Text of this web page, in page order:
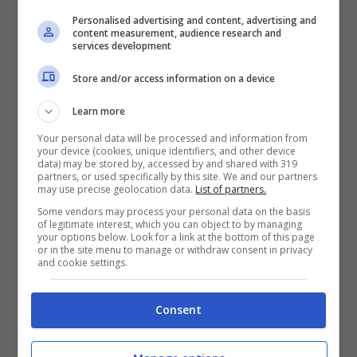
particolari conformazioni anatomiche
dell’unghia, traumi ripetuti dovuti ad
attività sportive e un’eccessiva
sudorazione dei piedi. I primi segnali da
osservare sono il dolore localizzato lungo il
bordo dell’unghia, il gonfiore e
l’arrossamento della pelle vicina. Nei casi
più avanzati possono comparire
secrezioni, tessuto infiammato e una
maggiore sensibilità al contatto. In
presenza di questi sintomi,
nelle fasi iniziali può evitare complicazioni
Personalised advertising and content, advertising and
content measurement, audience research and
services development
Store and/or access information on a device
Learn more
Your personal data will be processed and information from
your device (cookies, unique identifiers, and other device
data) may be stored by, accessed by and shared with 319
partners, or used specifically by this site. We and our partners
may use precise geolocation data. List of partners.
Some vendors may process your personal data on the basis
of legitimate interest, which you can object to by managing
your options below. Look for a link at the bottom of this page
or in the site menu to manage or withdraw consent in privacy
and cookie settings.
Consent